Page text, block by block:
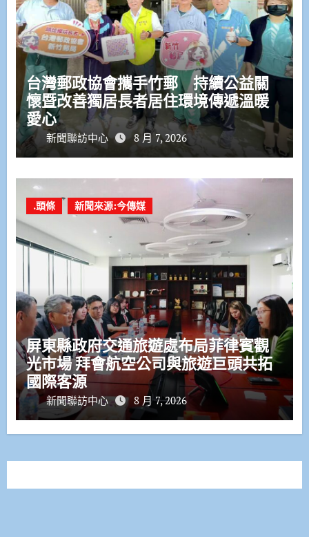
台灣郵政協會攜手竹郵 持續公益關
懷暨改善獨居長者居住環境傳遞溫暖
愛心
新聞聯訪中心 8 月 7, 2026
.頭條 新聞來源:今傳媒
屏東縣政府交通旅遊處布局菲律賓觀
光市場 拜會航空公司與旅遊巨頭共拓
國際客源
新聞聯訪中心 8 月 7, 2026